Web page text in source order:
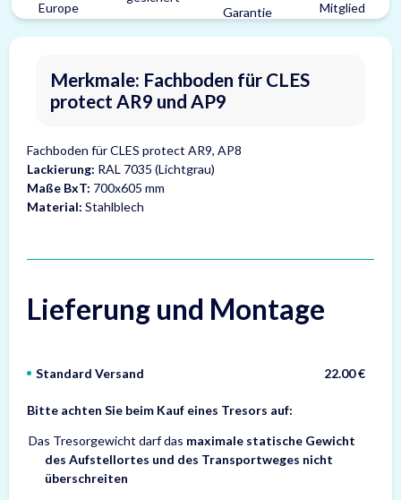
Merkmale: Fachboden für CLES
protect AR9 und AP9
Fachboden für CLES protect AR9, AP8
Lackierung: RAL 7035 (Lichtgrau)
Maße BxT: 700x605 mm
Material: Stahlblech
Lieferung und Montage
Standard Versand 22.00 €
Bitte achten Sie beim Kauf eines Tresors auf:
Das Tresorgewicht darf das maximale statische Gewicht
des Aufstellortes und des Transportweges nicht
überschreiten